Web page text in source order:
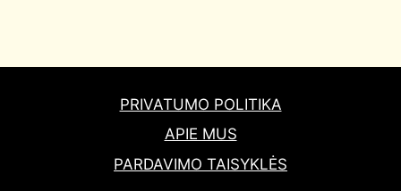
PRIVATUMO POLITIKA
APIE MUS
PARDAVIMO TAISYKLĖS